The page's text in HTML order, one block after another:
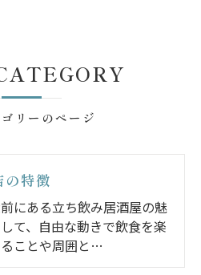
リーのページ
の特徴
にある立ち飲み居酒屋の魅
て、自由な動きで飲食を楽
ことや周囲と…